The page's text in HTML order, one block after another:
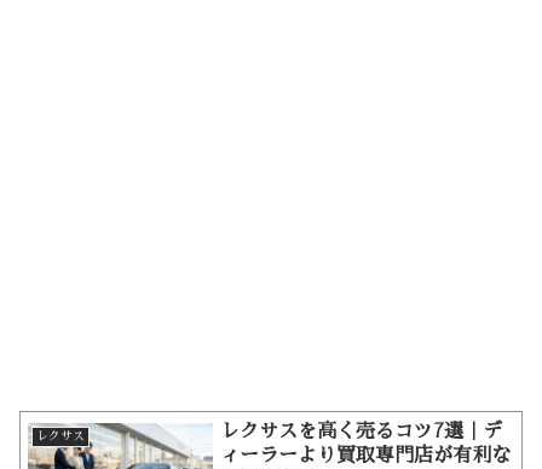
レクサス
レクサスを高く売るコツ7選｜デ
ィーラーより買取専門店が有利な